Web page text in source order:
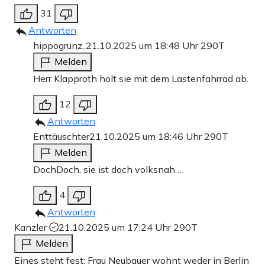
31
Antworten
hippogrunz..21.10.2025 um 18:48 Uhr 290T
Melden
Herr Klapproth holt sie mit dem Lastenfahrrad ab.
12
Antworten
Enttäuschter21.10.2025 um 18:46 Uhr 290T
Melden
DochDoch, sie ist doch volksnah …
4
Antworten
Kanzler
21.10.2025 um 17:24 Uhr 290T
Melden
Eines steht fest: Frau Neubauer wohnt weder in Berlin